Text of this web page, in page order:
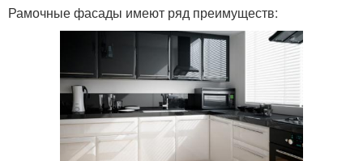
Рамочные фасады имеют ряд преимуществ: